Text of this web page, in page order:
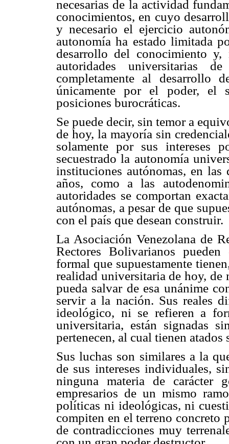
necesarias de la actividad
conocimientos, en cuyo
y necesario el ejercicio
autonomía ha estado limitada
desarrollo del conocimiento
autoridades universitarias
completamente al desarrollo
únicamente por el poder, el
posiciones burocráticas.
Se puede decir, sin temor a
de hoy, la mayoría sin
solamente por sus intereses
secuestrado la autonomía
instituciones autónomas, en las
años, como a las
autoridades se comportan
autónomas, a pesar de que
con el país que desean construir.
La Asociación Venezolana de
Rectores Bolivarianos
formal que supuestamente
realidad universitaria de hoy, de
pueda salvar de esa unánime
servir a la nación. Sus reales
ideológico, ni se refieren a
universitaria, están signadas
pertenecen, al cual tienen atados
Sus luchas son similares a la
de sus intereses individuales,
ninguna materia de carácter
empresarios de un mismo
políticas ni ideológicas, ni
compiten en el terreno concreto
de contradicciones muy